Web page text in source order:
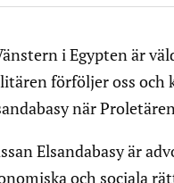
i Egypten är
förföljer oss och
när
Elsandabasy är
och sociala